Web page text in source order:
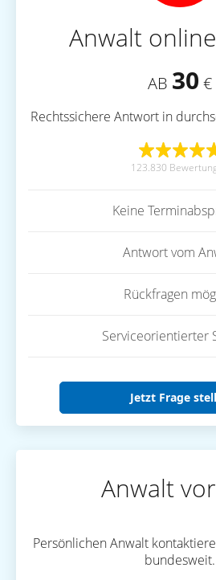
Anwalt
AB 30 €
Rechtssichere Antwort in
123.830
Keine
Antwort vom
Rückfragen
Serviceorientierter
Jetzt Frage
Anwalt
Persönlichen Anwalt
bundesweit.